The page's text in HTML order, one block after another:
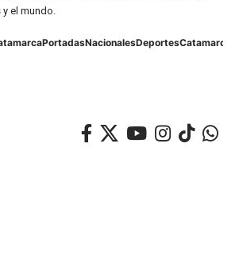
el mundo.
PortadasNacionalesDeportesCatamarca